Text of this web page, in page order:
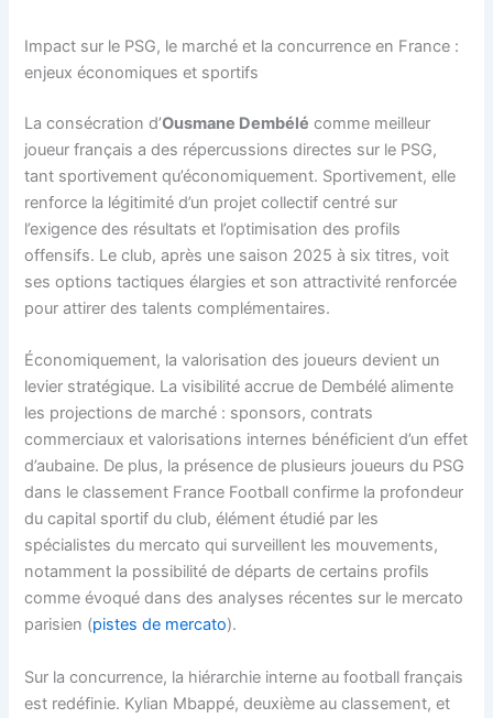
Impact sur le PSG, le marché et la concurrence en France :
enjeux économiques et sportifs
La consécration d’Ousmane Dembélé comme meilleur
joueur français a des répercussions directes sur le PSG,
tant sportivement qu’économiquement. Sportivement, elle
renforce la légitimité d’un projet collectif centré sur
l’exigence des résultats et l’optimisation des profils
offensifs. Le club, après une saison 2025 à six titres, voit
ses options tactiques élargies et son attractivité renforcée
pour attirer des talents complémentaires.
Économiquement, la valorisation des joueurs devient un
levier stratégique. La visibilité accrue de Dembélé alimente
les projections de marché : sponsors, contrats
commerciaux et valorisations internes bénéficient d’un effet
d’aubaine. De plus, la présence de plusieurs joueurs du PSG
dans le classement France Football confirme la profondeur
du capital sportif du club, élément étudié par les
spécialistes du mercato qui surveillent les mouvements,
notamment la possibilité de départs de certains profils
comme évoqué dans des analyses récentes sur le mercato
parisien (pistes de mercato).
Sur la concurrence, la hiérarchie interne au football français
est redéfinie. Kylian Mbappé, deuxième au classement, et